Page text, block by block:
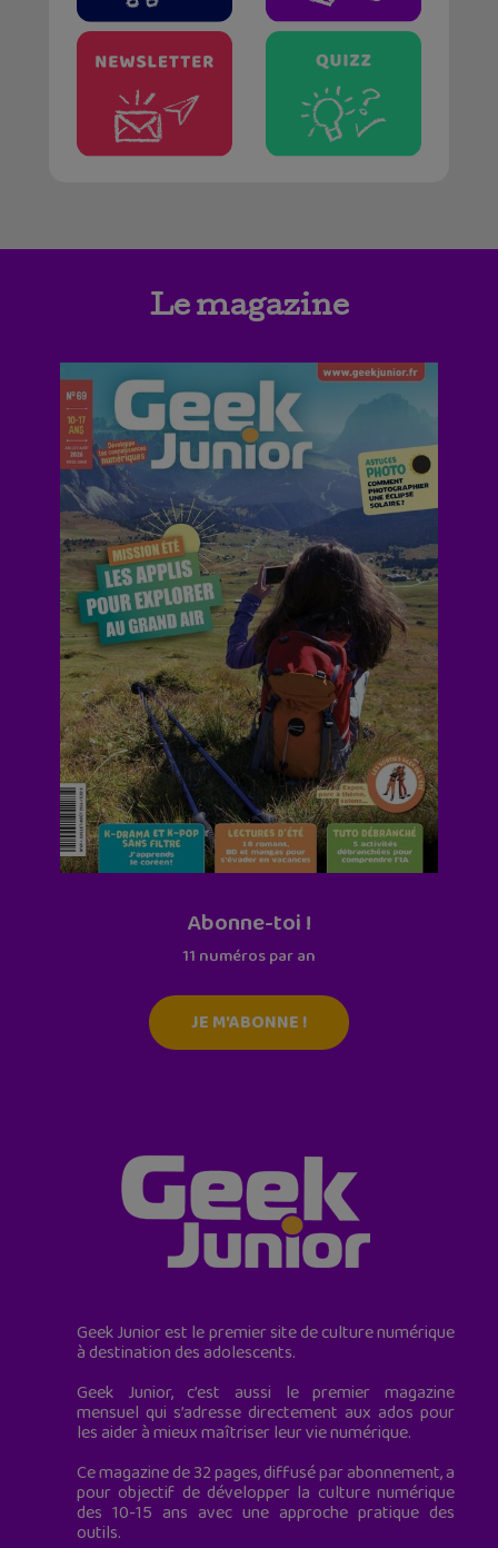
Le magazine
Abonne-toi !
11 numéros par an
JE M'ABONNE !
Geek Junior est le premier site de culture numérique
à destination des adolescents.
Geek Junior, c’est aussi le premier magazine
mensuel qui s’adresse directement aux ados pour
les aider à mieux maîtriser leur vie numérique.
Ce magazine de 32 pages, diffusé par abonnement, a
pour objectif de développer la culture numérique
des 10-15 ans avec une approche pratique des
outils.